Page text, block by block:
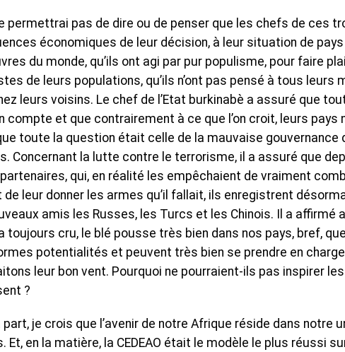
permettrai pas de dire ou de penser que les chefs de ces
économiques de leur décision, à leur situation de
du monde, qu’ils ont agi par pur populisme, pour faire
de leurs populations, qu’ils n’ont pas pensé à tous leurs
leurs voisins. Le chef de l’Etat burkinabè a assuré que
compte et que contrairement à ce que l’on croit, leurs pays
toute la question était celle de la mauvaise gouvernance
Concernant la lutte contre le terrorisme, il a assuré que
qui, en réalité les empêchaient de vraiment
leur donner les armes qu’il fallait, ils enregistrent
amis les Russes, les Turcs et les Chinois. Il a
a toujours cru, le blé pousse très bien dans nos pays, bref,
potentialités et peuvent très bien se prendre en
leur bon vent. Pourquoi ne pourraient-ils pas inspirer
?
part, je crois que l’avenir de notre Afrique réside dans notre
Et, en la matière, la CEDEAO était le modèle le plus réussi